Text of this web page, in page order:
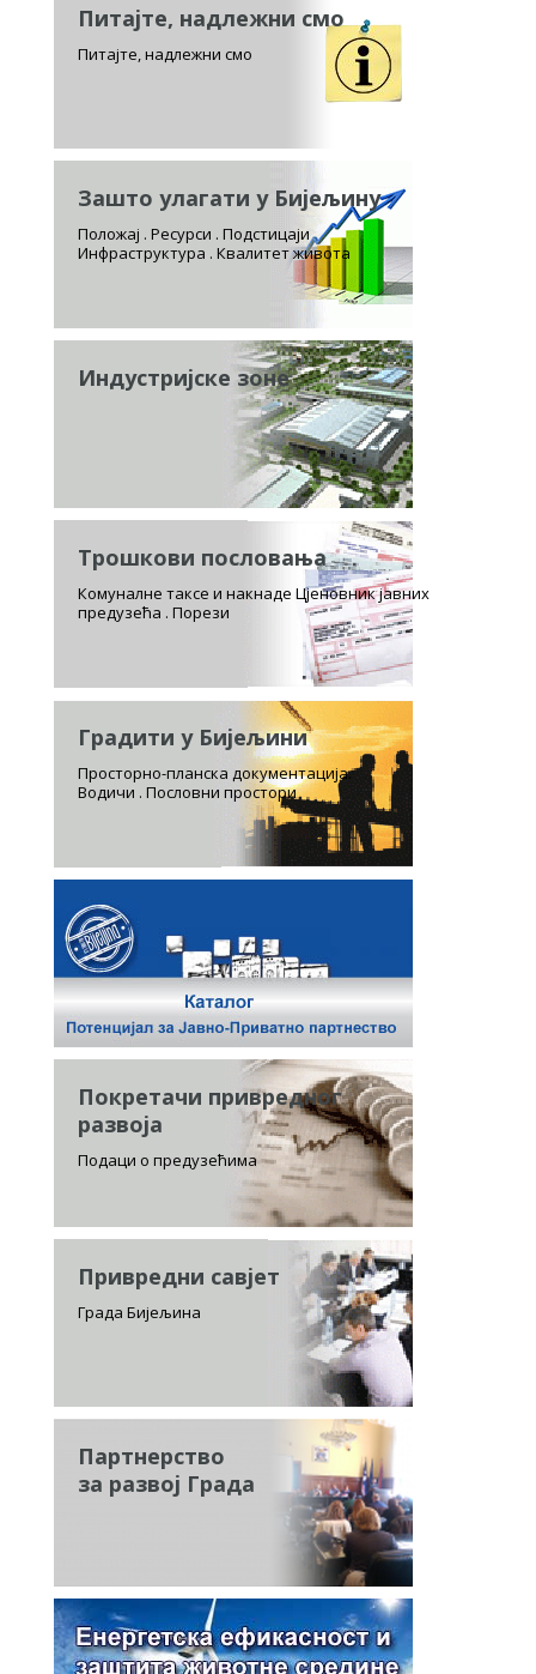
Питајте, надлежни смо
Питајте, надлежни смо
Зашто улагати у Бијељину
Положај . Ресурси . Подстицаји
Инфраструктура . Квалитет живота
Индустријске зоне
Трошкови пословања
Комуналне таксе и накнаде Цјеновник јавних
предузећа . Порези
Градити у Бијељини
Просторно-планска документација.
Водичи . Пословни простори
Покретачи привредног
развоја
Подаци о предузећима
Привредни савјет
Града Бијељина
Партнерство
за развој Града